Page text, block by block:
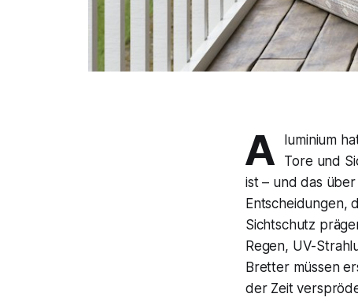
A
luminium
Tore und
ist – und das
Entscheidungen,
Sichtschutz
Regen, UV-
Bretter müssen
der Zeit